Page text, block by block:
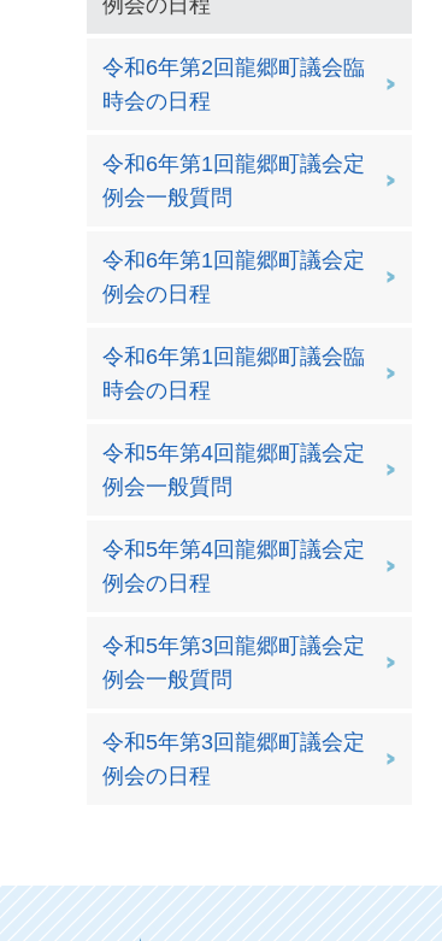
例会の日程
令和6年第2回龍郷町議会臨
時会の日程
令和6年第1回龍郷町議会定
例会一般質問
令和6年第1回龍郷町議会定
例会の日程
令和6年第1回龍郷町議会臨
時会の日程
令和5年第4回龍郷町議会定
例会一般質問
令和5年第4回龍郷町議会定
例会の日程
令和5年第3回龍郷町議会定
例会一般質問
令和5年第3回龍郷町議会定
例会の日程